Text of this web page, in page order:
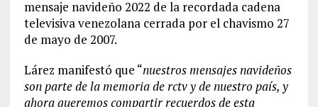
mensaje navideño 2022 de la recordada cadena
televisiva venezolana cerrada por el chavismo 27
de mayo de 2007.
Lárez manifestó que “nuestros mensajes navideños
son parte de la memoria de rctv y de nuestro país, y
ahora queremos compartir recuerdos de esta